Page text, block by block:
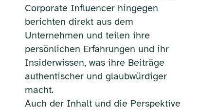
Corporate Influencer hingegen
berichten direkt aus dem
Unternehmen und teilen ihre
persönlichen Erfahrungen und ihr
Insiderwissen, was ihre Beiträge
authentischer und glaubwürdiger
macht.
Auch der Inhalt und die Perspektive